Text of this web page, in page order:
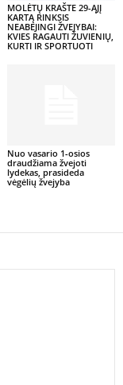
MOLĖTŲ KRAŠTE 29-ĄJĮ
KARTĄ RINKSIS
NEABEJINGI ŽVEJYBAI:
KVIES RAGAUTI ŽUVIENIŲ,
KURTI IR SPORTUOTI
Nuo vasario 1-osios
draudžiama žvejoti
lydekas, prasideda
vėgėlių žvejyba